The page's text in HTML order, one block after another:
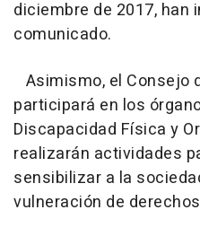
diciembre de 2017, han
comunicado.
Asimismo, el Consejo
participará en los
Discapacidad Física y
realizarán actividades
sensibilizar a la
vulneración de